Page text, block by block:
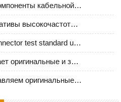
CNC Tech отечественные компоненты кабельной арматуры оценка и руководство по производственному внедрению
Анализ российской альтернативы высокочастотных кабельных колодцев I-PEX
CLIFF under the domestic connector test standard update
JST соединитель - предлагает оригинальные и заменяющие JST NSHR-02V-S соединители
JST соединитель - предоставляем оригинальные JST GHR-09V-S соединители и их аналоги